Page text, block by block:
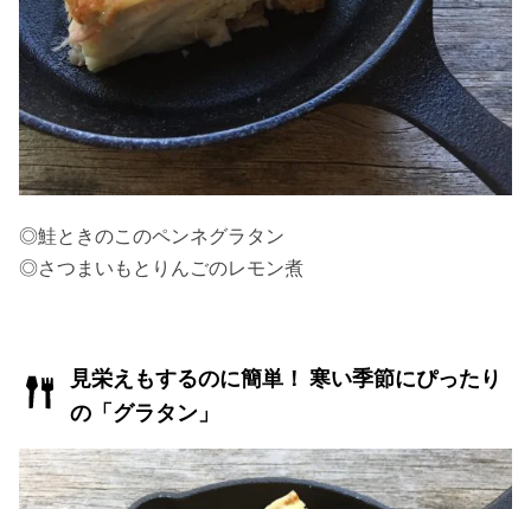
◎鮭ときのこのペンネグラタン
◎さつまいもとりんごのレモン煮
見栄えもするのに簡単！ 寒い季節にぴったり
の「グラタン」